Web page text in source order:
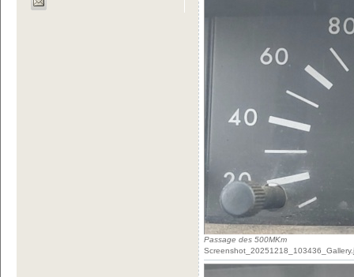
Passage des 500MKm